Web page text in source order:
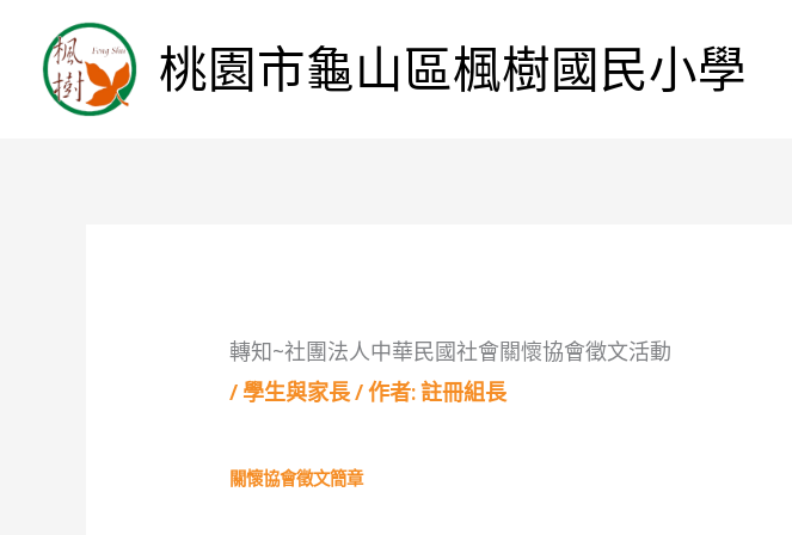
桃園市龜山區楓樹國民小學
轉知~社團法人中華民國社會關懷協會徵文活動
/ 學生與家長/ 作者:註冊組長
關懷協會徵文簡章